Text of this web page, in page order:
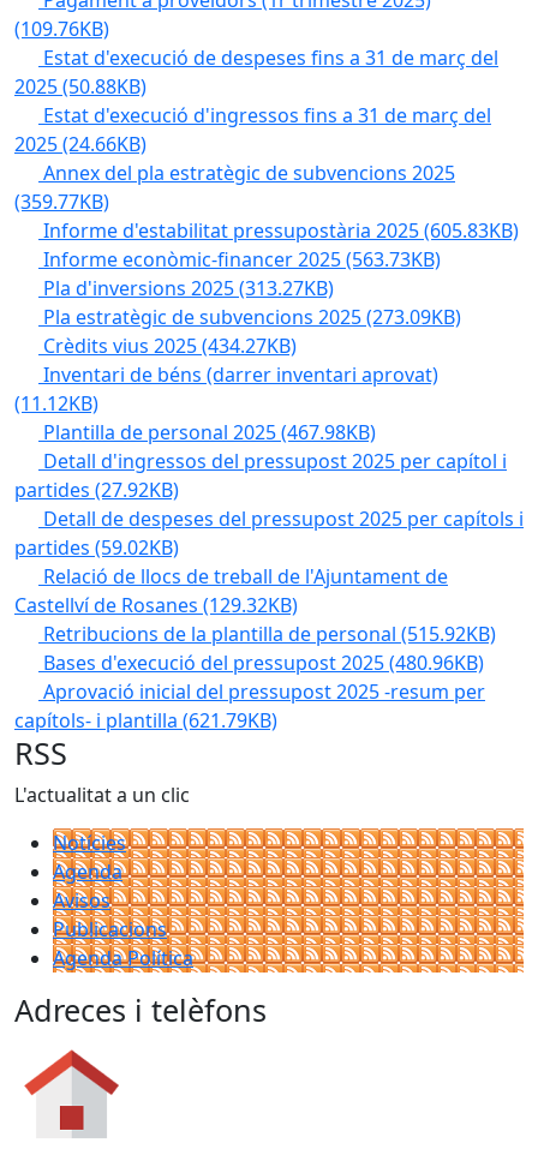
(109.76KB)
Estat d'execució de despeses fins a 31 de març del
2025(50.88KB)
Estat d'execució d'ingressos fins a 31 de març del
2025(24.66KB)
Annex del pla estratègic de subvencions 2025
(359.77KB)
Informe d'estabilitat pressupostària 2025(605.83KB)
Informe econòmic-financer 2025(563.73KB)
Pla d'inversions 2025(313.27KB)
Pla estratègic de subvencions 2025(273.09KB)
Crèdits vius 2025(434.27KB)
Inventari de béns (darrer inventari aprovat)
(11.12KB)
Plantilla de personal 2025(467.98KB)
Detall d'ingressos del pressupost 2025 per capítol i
partides (27.92KB)
Detall de despeses del pressupost 2025 per capítols i
partides (59.02KB)
Relació de llocs de treball de l'Ajuntament de
Castellví de Rosanes (129.32KB)
Retribucions de la plantilla de personal (515.92KB)
Bases d'execució del pressupost 2025(480.96KB)
Aprovació inicial del pressupost 2025 -resum per
capítols- i plantilla (621.79KB)
RSS
L'actualitat a un clic
Notícies
Agenda
Avisos
Publicacions
Agenda Política
Adreces i telèfons